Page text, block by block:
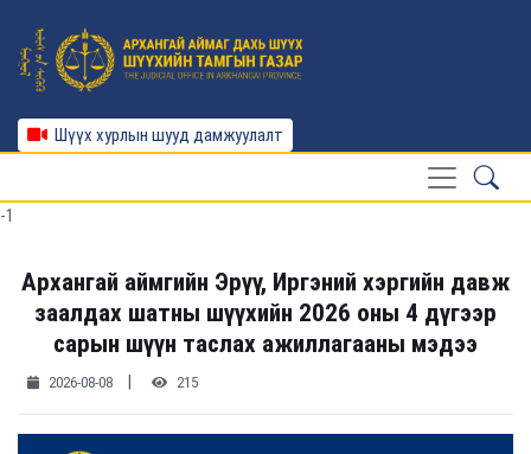
Шүүх хурлын шууд дамжуулалт
-1
Архангай аймгийн Эрүү, Иргэний хэргийн давж
заалдах шатны шүүхийн 2026 оны 4 дүгээр
сарын шүүн таслах ажиллагааны мэдээ
2026-08-08 215